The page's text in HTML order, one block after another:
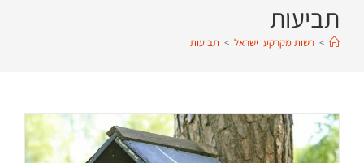
תביעות
> רשות מקרקעי ישראל > תביעות